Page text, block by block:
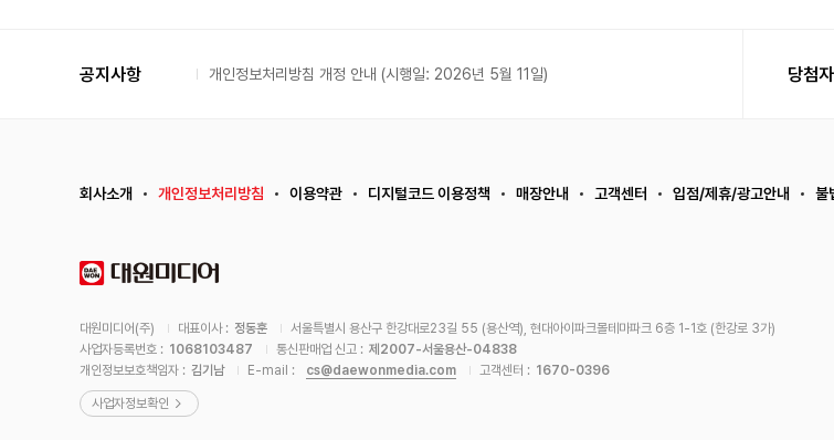
공지사항 개인정보처리방침 개정 안내 (시행일: 2026년 5월 11일) 당첨
회사소개 개인정보처리방침 이용약관 디지털코드 이용정책 매장안내 고객센터 입점/제휴/광고안내 불
대원미디어(주) 대표이사 : 정동훈
서울특별시 용산구 한강대로23길 55 (용산역), 현대아이파크몰테마파크 6층 1-1호 (한강로 3가)
사업자등록번호 : 1068103487 통신판매업 신고 : 제2007-서울용산-04838
개인정보보호책임자 : 김기남 E-mail : cs@daewonmedia.com 고객센터 : 1670-0396
사업자정보확인